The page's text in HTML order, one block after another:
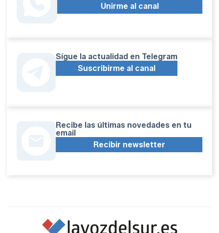
Unirme al canal
Sígue la actualidad en Telegram
Suscribirme al canal
Recibe las últimas novedades en tu
email
Recibir newsletter